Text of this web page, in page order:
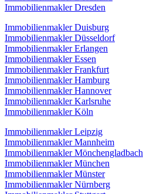
Immobilienmakler Dresden
Immobilienmakler Duisburg
Immobilienmakler Düsseldorf
Immobilienmakler Erlangen
Immobilienmakler Essen
Immobilienmakler Frankfurt
Immobilienmakler Hamburg
Immobilienmakler Hannover
Immobilienmakler Karlsruhe
Immobilienmakler Köln
Immobilienmakler Leipzig
Immobilienmakler Mannheim
Immobilienmakler Mönchengladbach
Immobilienmakler München
Immobilienmakler Münster
Immobilienmakler Nürnberg